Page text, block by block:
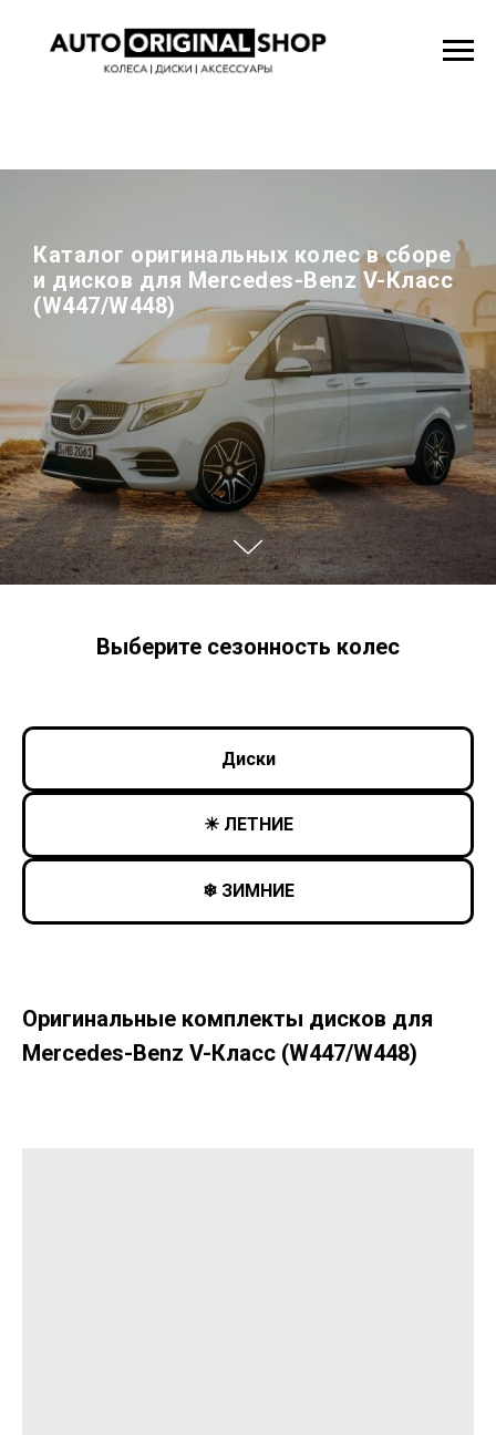
Каталог оригинальных колес в сборе
и дисков для Mercedes-Benz V-Класс
(W447/W448)
Выберите сезонность колес
Диски
☀ ЛЕТНИЕ
❄ ЗИМНИЕ
Оригинальные комплекты дисков для
Mercedes-Benz V-Класс (W447/W448)